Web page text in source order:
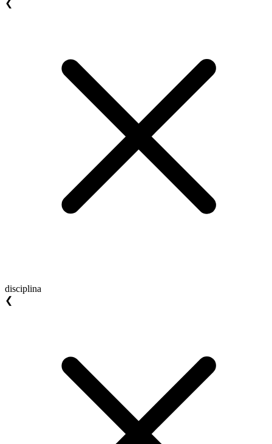
❮
disciplina
❮